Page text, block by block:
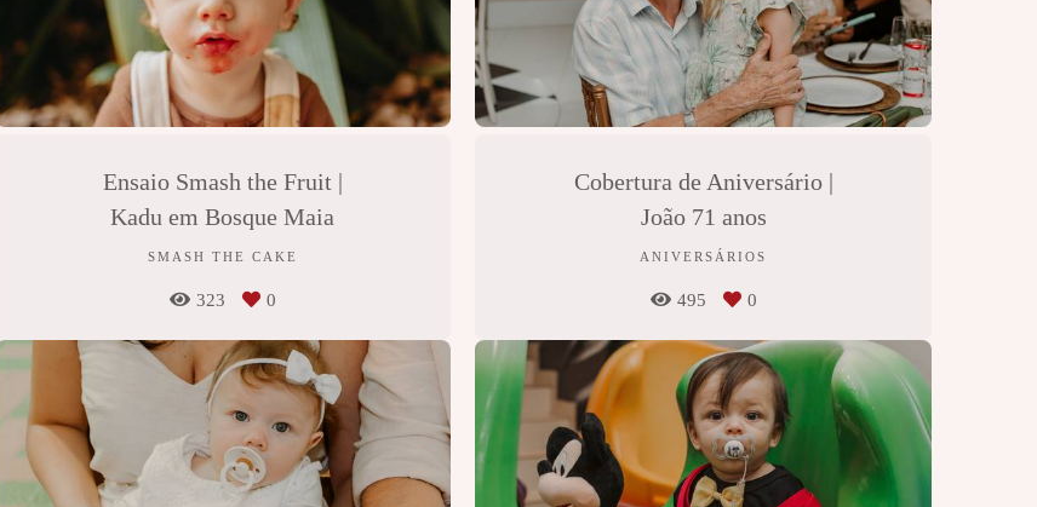
Ensaio Smash the Fruit |
Kadu em Bosque Maia
SMASH THE CAKE
323 0
Cobertura de Aniversário |
João 71 anos
ANIVERSÁRIOS
495 0